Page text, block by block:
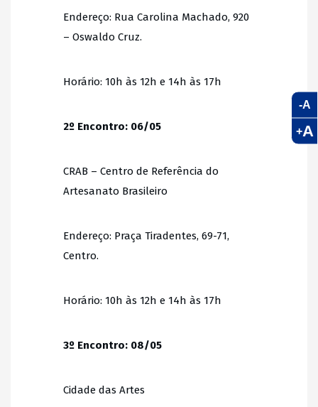
Endereço: Rua Carolina Machado, 920
– Oswaldo Cruz.
Horário: 10h às 12h e 14h às 17h
2º Encontro: 06/05
CRAB – Centro de Referência do
Artesanato Brasileiro
Endereço: Praça Tiradentes, 69-71,
Centro.
Horário: 10h às 12h e 14h às 17h
3º Encontro: 08/05
Cidade das Artes
-A
+A